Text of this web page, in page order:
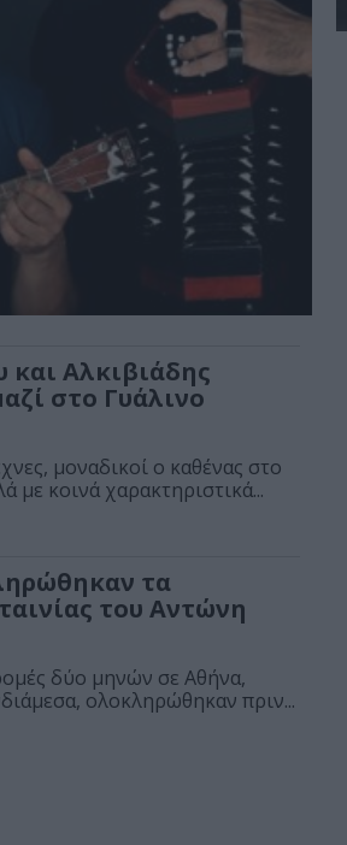
και Αλκιβιάδης
στο Γυάλινο
μοναδικοί ο καθένας στο
με κοινά χαρακτηριστικά...
τα
του Αντώνη
δύο μηνών σε Αθήνα,
ολοκληρώθηκαν πριν...